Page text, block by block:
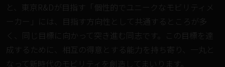
と、東京R&Dが目指す「個性的でユニークなモビリティメ
ーカー」には、目指す方向性として共通するところが多
く、同じ目標に向かって突き進む同志です。この目標を達
成するために、相互の得意とする能力を持ち寄り、一丸と
なって新時代のモビリティを創造してまいります。